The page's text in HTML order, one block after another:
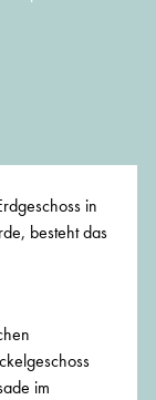
in
besteht das
im